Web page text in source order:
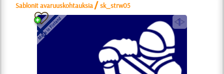
Sablonit avaruuskohtauksia /sk_strw05
a